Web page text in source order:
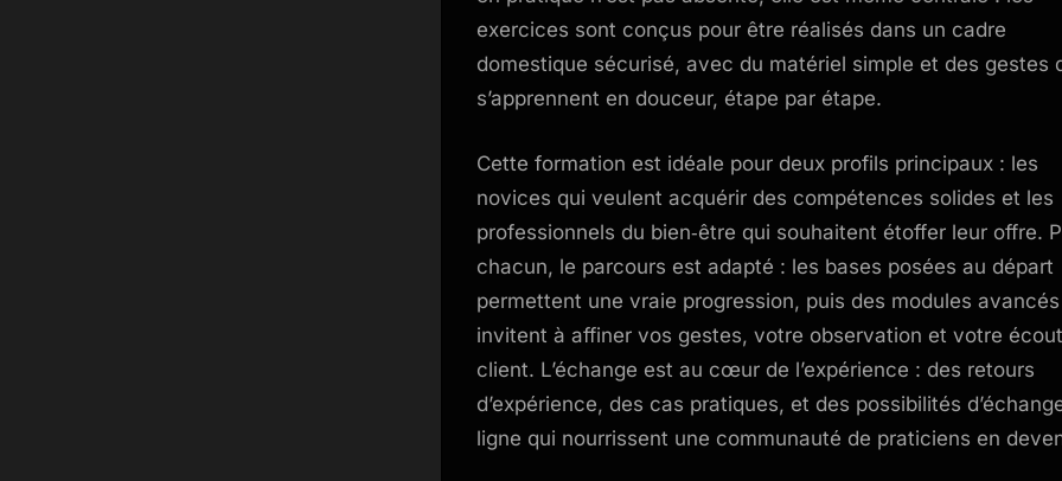
exercices sont conçus pour être réalisés dans un cadre
domestique sécurisé, avec du matériel simple et des gestes
s’apprennent en douceur, étape par étape.
Cette formation est idéale pour deux profils principaux : les
novices qui veulent acquérir des compétences solides et les
professionnels du bien‑être qui souhaitent étoffer leur offre.
chacun, le parcours est adapté : les bases posées au départ
permettent une vraie progression, puis des modules
invitent à affiner vos gestes, votre observation et votre
client. L’échange est au cœur de l’expérience : des retours
d’expérience, des cas pratiques, et des possibilités
ligne qui nourrissent une communauté de praticiens en